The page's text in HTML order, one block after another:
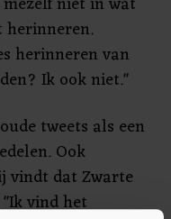
herinneren.
herinneren van
Ik ook niet."
tweets als een
Ook
vindt dat Zwarte
vind het